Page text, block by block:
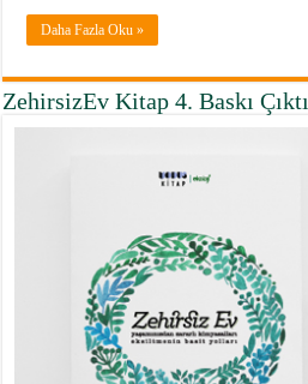
Daha Fazla Oku »
ZehirsizEv Kitap 4. Baskı Çıktı